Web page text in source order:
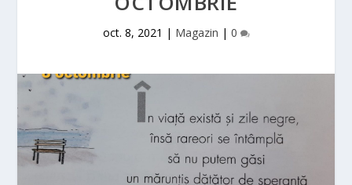
oct. 8, 2021 | Magazin | 0